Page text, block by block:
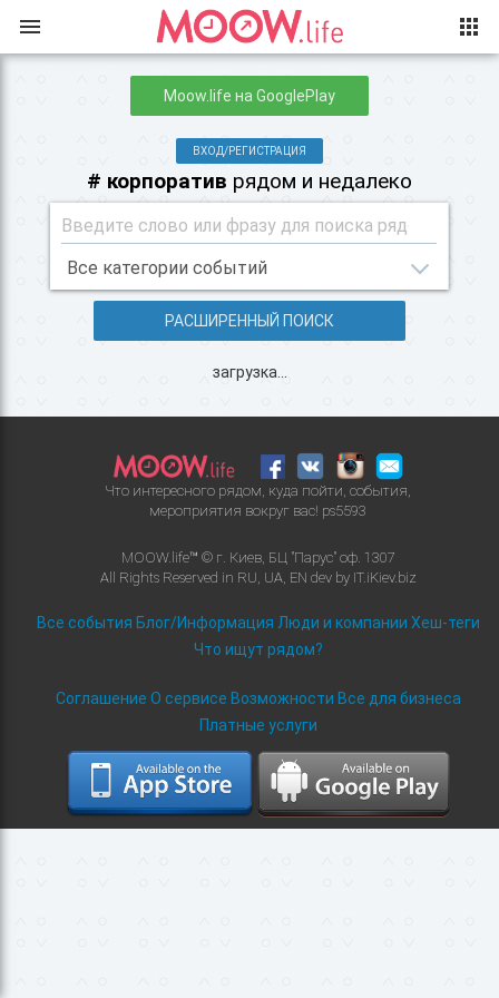
Moow.life на GooglePlay
ВХОД/РЕГИСТРАЦИЯ
# корпоратив рядом и недалеко
РАСШИРЕННЫЙ ПОИСК
загрузка...
Что интересного рядом, куда пойти, события,
мероприятия вокруг вас! ps5593
MOOW.life™ © г. Киев, БЦ "Парус" оф. 1307
All Rights Reserved in RU, UA, EN dev by IT.iKiev.biz
Все события Блог/Информация Люди и компании Хеш-теги
Что ищут рядом?
Соглашение О сервисе Возможности Все для бизнеса
Платные услуги